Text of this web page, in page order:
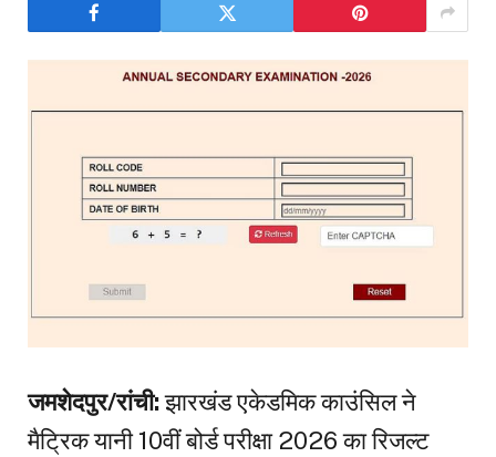
जमशेदपुर/रांची:झारखंड एकेडमिक काउंसिल ने
मैट्रिक यानी 10वीं बोर्ड परीक्षा 2026 का रिजल्ट